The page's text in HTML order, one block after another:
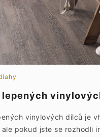
lepených
vinylových dílců je
pokud jste se rozhodli